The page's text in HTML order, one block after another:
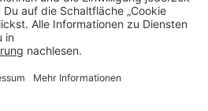
AGB Widerrufsbelehrung